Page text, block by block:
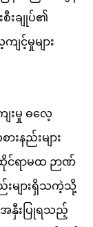
းချုပ်၏
င့်မှုများ
ည်။
းမှု ဓလေ့
နည်းများ
င်ရာမထ ဉာဏ်
များရှိသကဲ့သို့
နှီးပြုရသည့်